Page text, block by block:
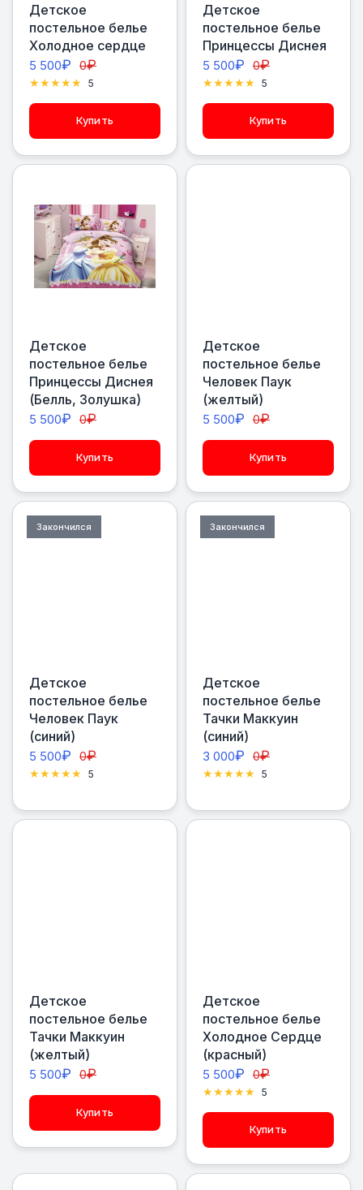
Детское
постельное белье
Холодное сердце
5 500₽ 0₽
5
Купить
Детское
постельное белье
Принцессы Диснея
5 500₽ 0₽
5
Купить
Детское
постельное белье
Принцессы Диснея
(Белль, Золушка)
5 500₽ 0₽
Купить
Детское
постельное белье
Человек Паук
(желтый)
5 500₽ 0₽
Купить
Закончился
Детское
постельное белье
Человек Паук
(синий)
5 500₽ 0₽
5
Закончился
Детское
постельное белье
Тачки Маккуин
(синий)
3 000₽ 0₽
5
Детское
постельное белье
Тачки Маккуин
(желтый)
5 500₽ 0₽
Купить
Детское
постельное белье
Холодное Сердце
(красный)
5 500₽ 0₽
5
Купить